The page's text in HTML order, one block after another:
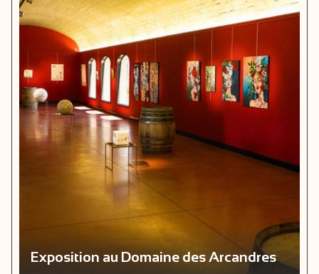
Exposition au Domaine des Arcandres